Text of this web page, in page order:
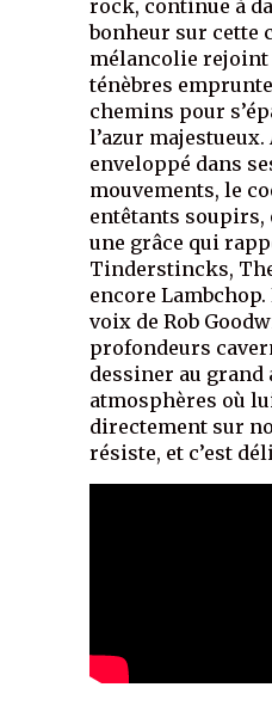
rock, continue à
bonheur sur cette
mélancolie rejoint
ténèbres
chemins pour
l’azur majestueux.
enveloppé dans
mouvements, le
entêtants soupirs,
une grâce qui
Tinderstincks,
encore
voix de Rob
profondeurs
dessiner au grand
atmosphères où
directement sur
résiste, et c’est